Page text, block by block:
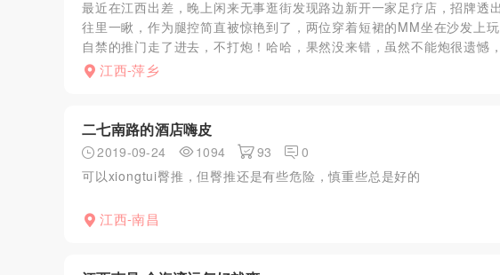
最近在江西出差，晚上闲来无事逛街发现路边新开一家足疗店，招牌透
往里一瞅，作为腿控简直被惊艳到了，两位穿着短裙的MM坐在沙发上
自禁的推门走了进去，不打炮！哈哈，果然没来错，虽然不能炮很遗憾
江西-萍乡
二七南路的酒店嗨皮
2019-09-24 1094 93
0
可以xiongtui臀推，但臀推还是有些危险，慎重些总是好的
江西-南昌